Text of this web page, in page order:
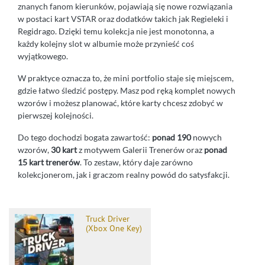
znanych fanom kierunków, pojawiają się nowe rozwiązania
w postaci kart VSTAR oraz dodatków takich jak Regieleki i
Regidrago. Dzięki temu kolekcja nie jest monotonna, a
każdy kolejny slot w albumie może przynieść coś
wyjątkowego.
W praktyce oznacza to, że mini portfolio staje się miejscem,
gdzie łatwo śledzić postępy. Masz pod ręką komplet nowych
wzorów i możesz planować, które karty chcesz zdobyć w
pierwszej kolejności.
Do tego dochodzi bogata zawartość: ponad 190nowych
wzorów,30 kartz motywem Galerii Trenerów oraz ponad
15 kart trenerów. To zestaw, który daje zarówno
kolekcjonerom, jak i graczom realny powód do satysfakcji.
Truck Driver
(Xbox One Key)